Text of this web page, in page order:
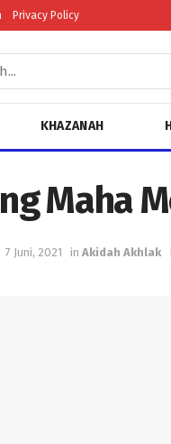
Privacy Policy
KHAZANAH
Maha
7 Juni, 2021 in Akidah Akhlak